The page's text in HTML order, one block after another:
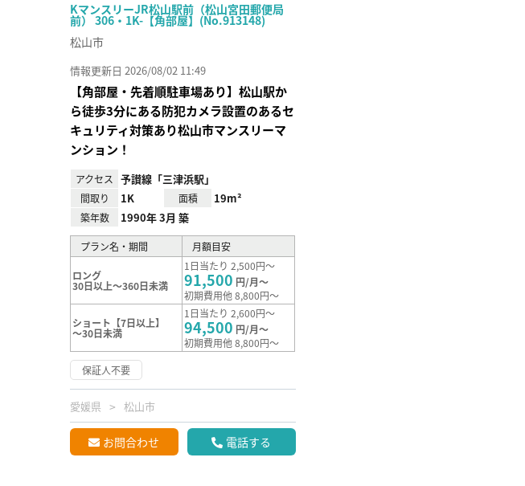
KマンスリーJR松山駅前（松山宮田郵便局
前） 306・1K-【角部屋】(No.913148)
松山市
情報更新日 2026/08/02 11:49
【角部屋・先着順駐車場あり】松山駅か
ら徒歩3分にある防犯カメラ設置のあるセ
キュリティ対策あり松山市マンスリーマ
ンション！
アクセス 予讃線「三津浜駅」
間取り 1K 面積 19m²
築年数 1990年 3月 築
プラン名・期間 月額目安
ロング
30日以上～360日未満
1日当たり 2,500円～
91,500 円/月～
初期費用他 8,800円～
ショート【7日以上】
～30日未満
1日当たり 2,600円～
94,500 円/月～
初期費用他 8,800円～
保証人不要
愛媛県 松山市
お問合わせ 電話する